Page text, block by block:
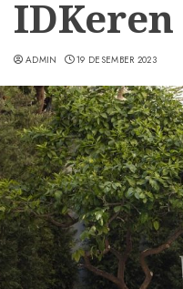
IDKeren
ADMIN 19 DESEMBER 2023